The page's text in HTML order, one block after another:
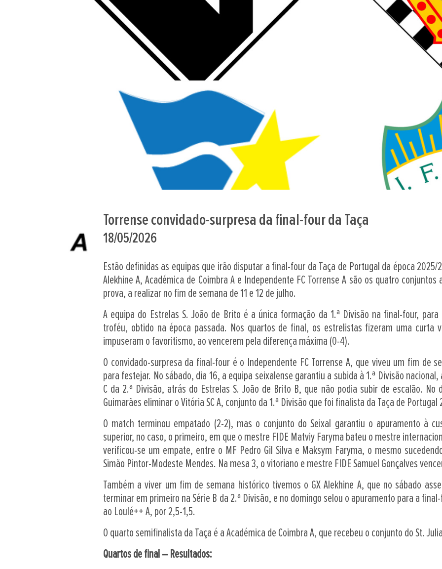
Torrense convidado-surpresa da final-four da Taça
18/05/2026
Estão definidas as equipas que irão disputar a final-four da Taça de Portugal da época 2025/
Alekhine A, Académica de Coimbra A e Independente FC Torrense A são os quatro
prova, a realizar no fim de semana de 11 e 12 de julho.
A equipa do Estrelas S. João de Brito é a única formação da 1.ª Divisão na final-four,
troféu, obtido na época passada. Nos quartos de final, os estrelistas fizeram uma curta
impuseram o favoritismo, ao vencerem pela diferença máxima (0-4).
O convidado-surpresa da final-four é o Independente FC Torrense A, que viveu um fim de
para festejar. No sábado, dia 16, a equipa seixalense garantiu a subida à 1.ª Divisão
C da 2.ª Divisão, atrás do Estrelas S. João de Brito B, que não podia subir de escalão. No
Guimarães eliminar o Vitória SC A, conjunto da 1.ª Divisão que foi finalista da Taça de Portugal
O match terminou empatado (2-2), mas o conjunto do Seixal garantiu o apuramento à
superior, no caso, o primeiro, em que o mestre FIDE Matviy Faryma bateu o mestre
verificou-se um empate, entre o MF Pedro Gil Silva e Maksym Faryma, o mesmo
Simão Pintor-Modeste Mendes. Na mesa 3, o vitoriano e mestre FIDE Samuel Gonçalves
Também a viver um fim de semana histórico tivemos o GX Alekhine A, que no sábado
terminar em primeiro na Série B da 2.ª Divisão, e no domingo selou o apuramento para a
ao Loulé++ A, por 2,5-1,5.
O quarto semifinalista da Taça é a Académica de Coimbra A, que recebeu o conjunto do St.
Quartos de final – Resultados: